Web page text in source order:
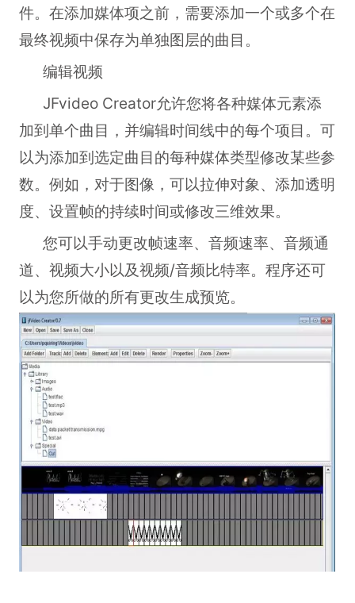
件。在添加媒体项之前，需要添加一个或多个在
最终视频中保存为单独图层的曲目。
编辑视频
JFvideo Creator允许您将各种媒体元素添
加到单个曲目，并编辑时间线中的每个项目。可
以为添加到选定曲目的每种媒体类型修改某些参
数。例如，对于图像，可以拉伸对象、添加透明
度、设置帧的持续时间或修改三维效果。
您可以手动更改帧速率、音频速率、音频通
道、视频大小以及视频/音频比特率。程序还可
以为您所做的所有更改生成预览。